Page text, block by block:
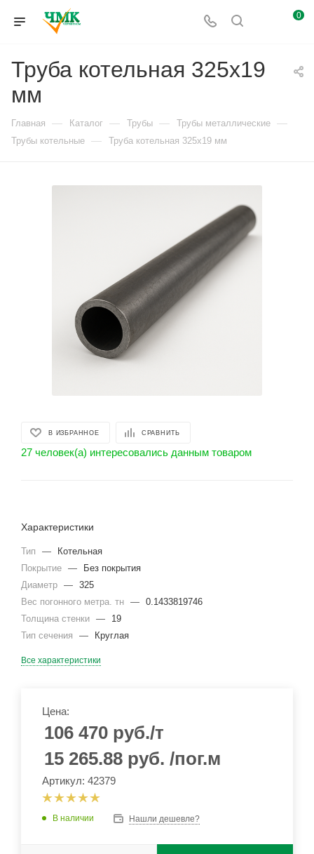
0
Труба котельная 325x19
мм
Главная — Каталог — Трубы — Трубы металлические —
Трубы котельные — Труба котельная 325x19 мм
В ИЗБРАННОЕ СРАВНИТЬ
27 человек(а) интересовались данным товаром
Характеристики
Тип —
Котельная
Покрытие —
Без покрытия
Диаметр — 325
Вес погонного метра. тн — 0.1433819746
Толщина стенки —
19
Тип сечения
— Круглая
Все характеристики
Цена:
106 470 руб./т
15 265.88 руб. /пог.м
Артикул: 42379
В наличии Нашли дешевле?